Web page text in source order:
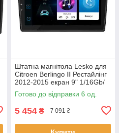
Штатна магнітола Lesko для
Citroen Berlingo II Рестайлінг
2012-2015 екран 9" 1/16Gb/
Wi-Fi GPS Optima 6шт
Готово до відправки 6 од.
5 454 ₴ 7 091 ₴